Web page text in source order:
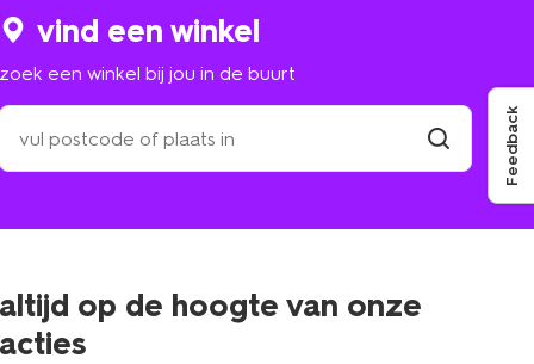
Feedback
vind een winkel
een winkel bij jou in de buurt
op de hoogte van onze